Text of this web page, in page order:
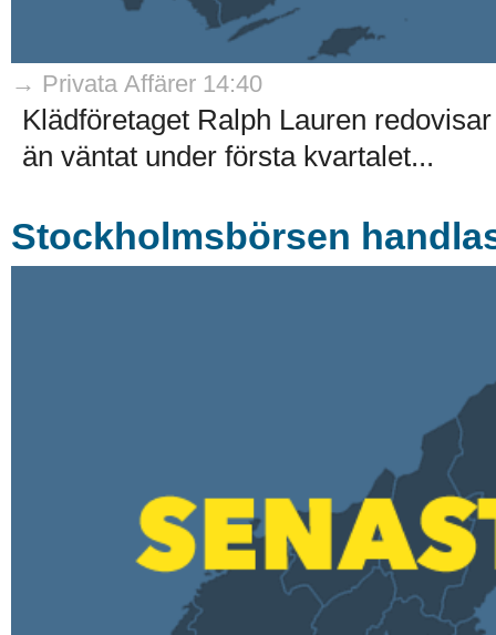
→ Privata Affärer 14:40
Klädföretaget Ralph Lauren
än väntat under första kvartalet...
Stockholmsbörsen